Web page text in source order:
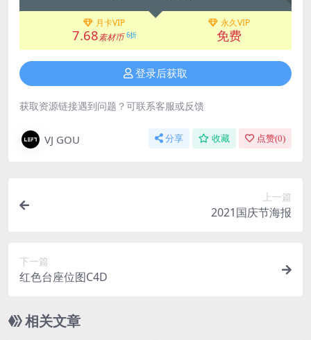
月卡VIP
7.68素材币 6折
永久VIP
免费
登录后获取
获取资源链接遇到问题？可联系客服或反馈
VJ GOU 分享 收藏 点赞(0)
上一篇
2021国庆节海报
下一篇
红色台座位图C4D
相关文章